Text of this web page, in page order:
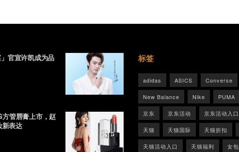
官宣许凯成为品
管唇膏上市，赵
新表达
标签
adidas ASICS Converse
New Balance Nike PUMA
京东 京东活动 京东活动入口
天猫 天猫国际 天猫折扣
天猫活动入口 天猫福利 女包